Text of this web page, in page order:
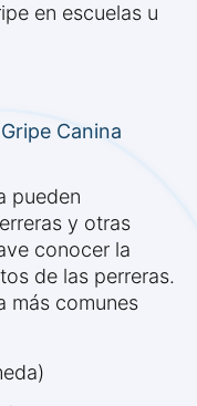
en escuelas u
Canina
pueden
y otras
conocer la
de las perreras.
más comunes